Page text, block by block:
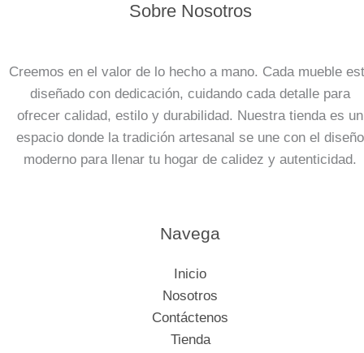
Sobre Nosotros
Creemos en el valor de lo hecho a mano. Cada mueble
diseñado con dedicación, cuidando cada detalle para
ofrecer calidad, estilo y durabilidad. Nuestra tienda es un
espacio donde la tradición artesanal se une con el diseño
moderno para llenar tu hogar de calidez y autenticidad.
Navega
Inicio
Nosotros
Contáctenos
Tienda